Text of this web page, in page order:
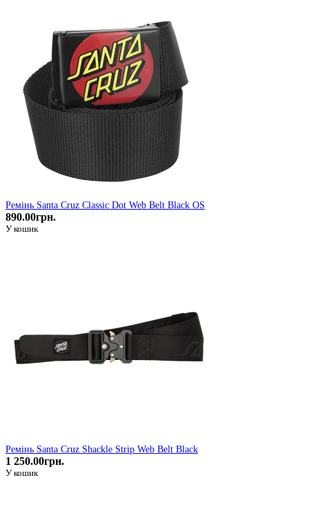
Ремiнь Santa Cruz Classic Dot Web Belt Black OS
890.00грн.
У кошик
Ремiнь Santa Cruz Shackle Strip Web Belt Black
1 250.00грн.
У кошик